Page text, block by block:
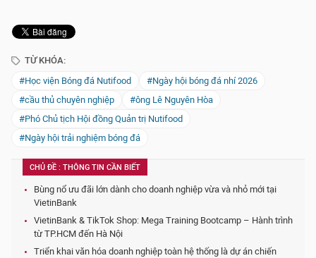
TỪ KHÓA:
#Học viện Bóng đá Nutifood
#Ngày hội bóng đá nhí 2026
#cầu thủ chuyên nghiệp
#ông Lê Nguyên Hòa
#Phó Chủ tịch Hội đồng Quản trị Nutifood
#Ngày hội trải nghiệm bóng đá
CHỦ ĐỀ : THÔNG TIN CẦN BIẾT
Bùng nổ ưu đãi lớn dành cho doanh nghiệp vừa và nhỏ mới tại
VietinBank
VietinBank & TikTok Shop: Mega Training Bootcamp – Hành trình
từ TP.HCM đến Hà Nội
Triển khai văn hóa doanh nghiệp toàn hệ thống là dự án chiến